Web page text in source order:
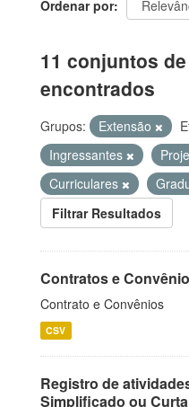
Ordenar por
11 conjuntos
encontrados
Grupos: Extensão
Ingressantes
Curriculares
Filtrar Resultados
Contratos e
Contrato e Convênios
CSV
Registro de
Simplificado ou